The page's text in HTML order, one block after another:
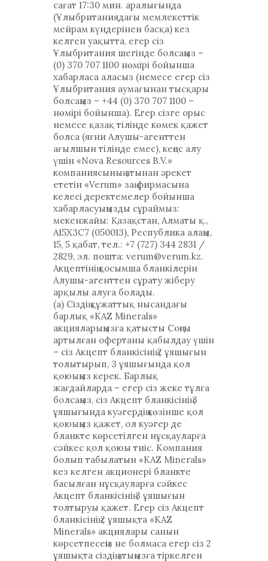
сағат 17:30 мин. аралығында
(Ұлыбританиядағы мемлекеттік
мейрам күндерінен басқа) кез
келген уақытта, егер сіз
Ұлыбритания шегінде болсаңыз –
(0) 370 707 1100 нөмірі бойынша
хабарласа аласыз (немесе егер сіз
Ұлыбритания аумағынан тысқары
болсаңыз – +44 (0) 370 707 1100 –
нөмірі бойынша). Егер сізге орыс
немесе қазақ тілінде көмек қажет
болса (яғни Алушы-агенттен
ағылшын тілінде емес), кеңес алу
үшін «Nova Resources B.V.»
компаниясының атынан әрекет
ететін «Verum» заң фирмасына
келесі деректемелер бойынша
хабарласуыңызды сұраймыз:
мекенжайы: Қазақстан, Алматы қ.,
A15X3C7 (050013), Республика алаңы,
15, 5 қабат, тел.: +7 (727) 344 2831 /
2829, эл. пошта: verum@verum.kz.
Акцептінің қосымша бланкілерін
Алушы-агенттен сұрату жіберу
арқылы алуға болады.
(a) Сіздің құжаттық нысандағы
барлық «KAZ Minerals»
акцияларыңызға қатысты Соңғы
артылған офертаны қабылдау үшін
– сіз Акцепт бланкісінің 2 ұяшығын
толытырып, 3 ұяшығында қол
қоюыңыз керек. Барлық
жағдайларда – егер сіз жеке тұлға
болсаңыз, сіз Акцепт бланкісінің 3
ұяшығында куәгердің көзінше қол
қоюыңыз қажет, ол куәгер де
бланкте көрсетілген нұсқауларға
сәйкес қол қоюы тиіс. Компания
болып табылатын «KAZ Minerals»
кез келген акционері бланкте
басылған нұсқауларға сәйкес
Акцепт бланкісінің 3 ұяшығын
толтыруы қажет. Егер сіз Акцепт
бланкісінің 2 ұяшықта «KAZ
Minerals» акциялары санын
көрсетпесеңіз не болмаса егер сіз 2
ұяшықта сіздің атыңызға тіркелген